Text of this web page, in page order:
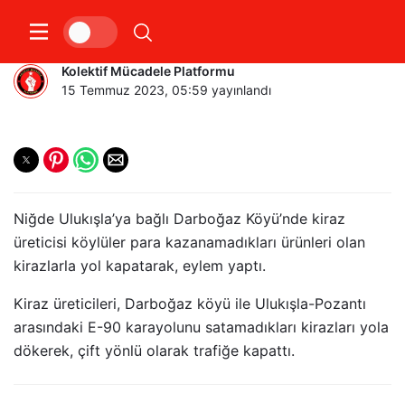
NİĞDE KİRAZ EYLEMİ
Kolektif Mücadele Platformu
15 Temmuz 2023, 05:59 yayınlandı
Niğde Ulukışla’ya bağlı Darboğaz Köyü’nde kiraz
üreticisi köylüler para kazanamadıkları ürünleri olan
kirazlarla yol kapatarak, eylem yaptı.
Kiraz üreticileri, Darboğaz köyü ile Ulukışla-Pozantı
arasındaki E-90 karayolunu satamadıkları kirazları yola
dökerek, çift yönlü olarak trafiğe kapattı.